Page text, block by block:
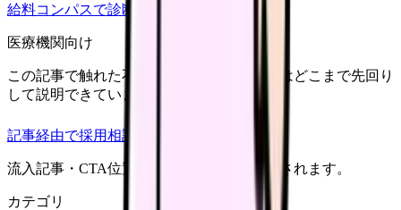
給料コンパスで診断
医療機関向け
この記事で触れた不安を、自院の求人票ではどこまで先回り
して説明できていますか？
記事経由で採用相談
流入記事・CTA位置つきで管理画面に記録されます。
カテゴリ